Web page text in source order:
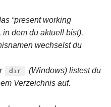
“present working
in dem du aktuell bist).
wechselst du
dir
(Windows) listest du
Verzeichnis auf.